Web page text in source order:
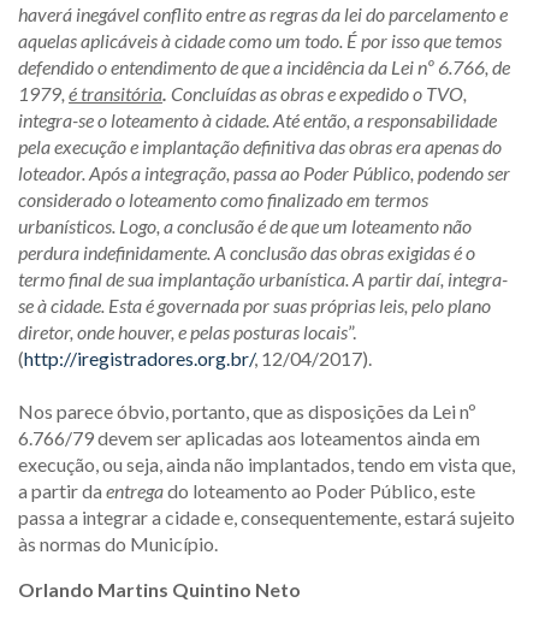
haverá inegável conflito entre as regras da lei do parcelamento e
aquelas aplicáveis à cidade como um todo. É por isso que temos
defendido o entendimento de que a incidência da Lei nº 6.766, de
1979, é transitória. Concluídas as obras e expedido o TVO,
integra-se o loteamento à cidade. Até então, a responsabilidade
pela execução e implantação definitiva das obras era apenas do
loteador. Após a integração, passa ao Poder Público, podendo ser
considerado o loteamento como finalizado em termos
urbanísticos. Logo, a conclusão é de que um loteamento não
perdura indefinidamente. A conclusão das obras exigidas é o
termo final de sua implantação urbanística. A partir daí, integra-
se à cidade. Esta é governada por suas próprias leis, pelo plano
diretor, onde houver, e pelas posturas locais”.
(http://iregistradores.org.br/, 12/04/2017).
Nos parece óbvio, portanto, que as disposições da Lei nº
6.766/79 devem ser aplicadas aos loteamentos ainda em
execução, ou seja, ainda não implantados, tendo em vista que,
a partir da entregado loteamento ao Poder Público, este
passa a integrar a cidade e, consequentemente, estará sujeito
às normas do Município.
Orlando Martins Quintino Neto